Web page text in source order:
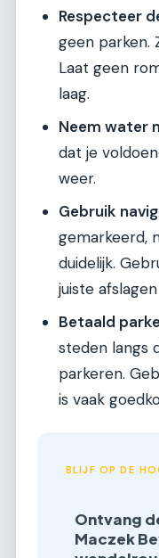
Respecteer
geen parken.
Laat geen
laag.
Neem water
dat je
weer.
Gebruik
gemarkeerd,
duidelijk.
juiste
Betaald
steden langs
parkeren.
is vaak
BLIJF OP DE
Ontvang
Maczek